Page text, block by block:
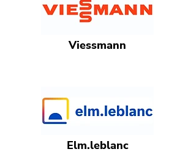
Viessmann
Elm.leblanc